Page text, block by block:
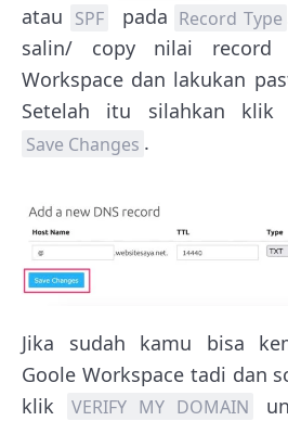
atau SPF pada Record Type
salin/ copy nilai record
Workspace dan lakukan
Setelah itu silahkan klik
Save Changes .
Jika sudah kamu bisa
Goole Workspace tadi dan
klik
VERIFY MY DOMAIN